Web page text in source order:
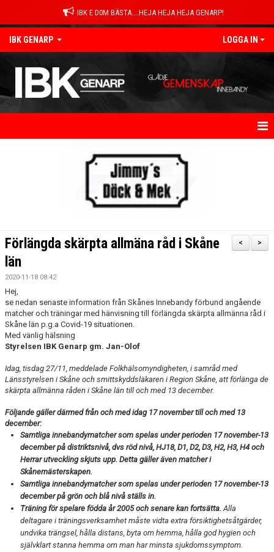
IBK E D0M BÄSTA....HEJA HEJA HEJA GENARP!
IBK GENARP LOGGA IN
KALENDER
GÄSTBOK
BILDGALLERI
DOKUMENT
MEDLEMSKAP
MATCHER
>
<
Förlängda skärpta allmäna råd i Skåne
län
2020-11-18 08:42
Hej,
se nedan senaste information från Skånes Innebandy förbund angående
matcher och träningar med hänvisning till förlängda skärpta allmänna råd i
Skåne län p.g.a Covid-19 situationen.
Med vänlig hälsning
Styrelsen IBK Genarp gm. Jan-Olof
Idag, tisdag 27/11, meddelade Folkhälsomyndigheten, i samråd med
Länsstyrelsen i Skåne och smittskyddsläkaren i Region Skåne, att förlänga de
skärpta allmänna råden i Skåne län till och med 13 december.
Följande gäller därmed från och med idag 17 november till och med 13
december:
Samtliga innebandymatcher som spelas under perioden 17 november-13
december på distriktsnivå, dvs röd nivå, HJ18, D1, D2, D3, H2, H3, H4 och
Herrar utveckling skjuts upp. Detta gäller även matcher i
Skånemästerskapen.
Samtliga innebandymatcher som spelas under perioden 17 november-13
december på grön och blå nivå ställs in.
Träning för spelare födda år 2005 och senare kan fortsätta.Alla
deltagare i träningsverksamhet måste vidta extra försiktighetsåtgärder,
undvika trängsel, hålla distans, byta om hemma, hålla god hygien och
självklart stanna hemma om man har minsta sjukdomssymptom.